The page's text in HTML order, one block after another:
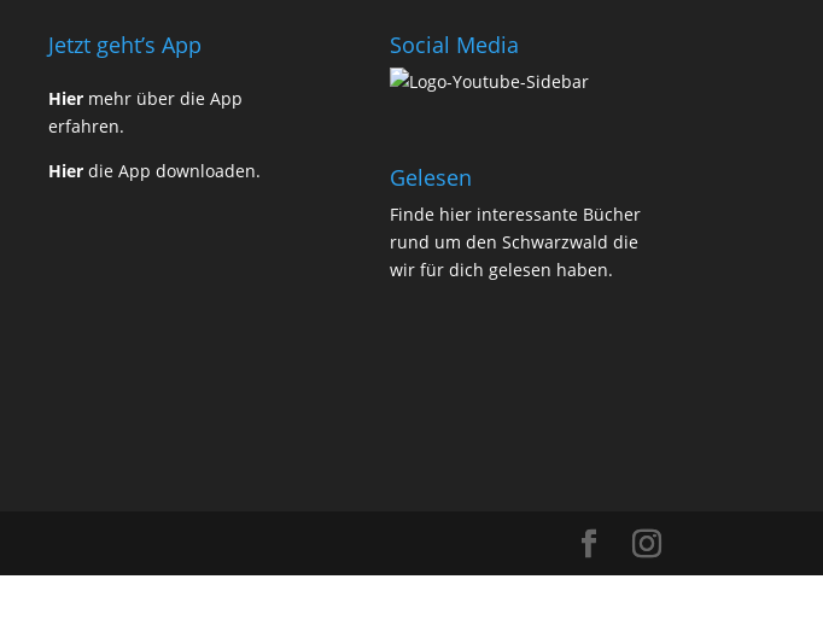
Jetzt geht’s App
Hiermehr über die App
erfahren.
Hierdie App downloaden.
Social Media
Gelesen
Finde hier interessante Bücher
rund um den Schwarzwald die
wir für dich gelesen haben.